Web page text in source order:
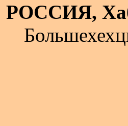
РОССИЯ,